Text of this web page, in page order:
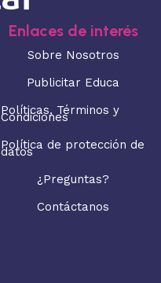
Enlaces de interés
Sobre Nosotros
Publicitar Educa
Políticas, Términos y
Condiciones
Política de protección de
datos
¿Preguntas?
Contáctanos